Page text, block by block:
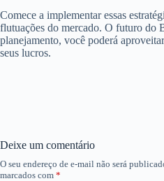
Comece a implementar essas
flutuações do mercado. O futuro do
planejamento, você poderá
seus lucros.
Deixe um comentário
O seu endereço de e-mail não será
marcados com *